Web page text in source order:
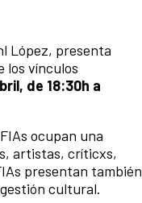
López, presenta
los vínculos
de 18:30h a
ocupan una
artistas, críticxs,
presentan también
cultural.